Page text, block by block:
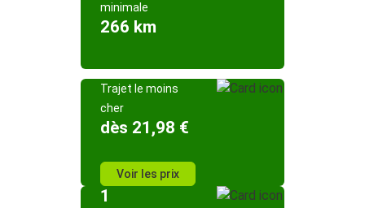
minimale
266 km
Trajet le moins
cher
dès 21,98 €
Voir les prix
1